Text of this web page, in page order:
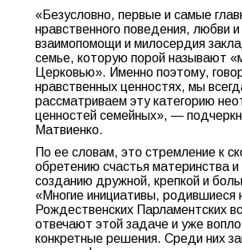
«Безусловно, первые и самые
нравственного поведения, любви
взаимопомощи и милосердия
семье, которую порой называют
Церковью». Именно поэтому,
нравственных ценностях, мы
рассматриваем эту категорию
ценностей семейных», —
Матвиенко.
По ее словам, это стремление к
обретению счастья материнства и
созданию дружной, крепкой и
«Многие инициативы, родившиеся
Рождественских Парламентских
отвечают этой задаче и уже
конкретные решения. Среди них